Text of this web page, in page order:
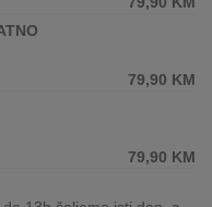
79,90 KM
79,90 KM